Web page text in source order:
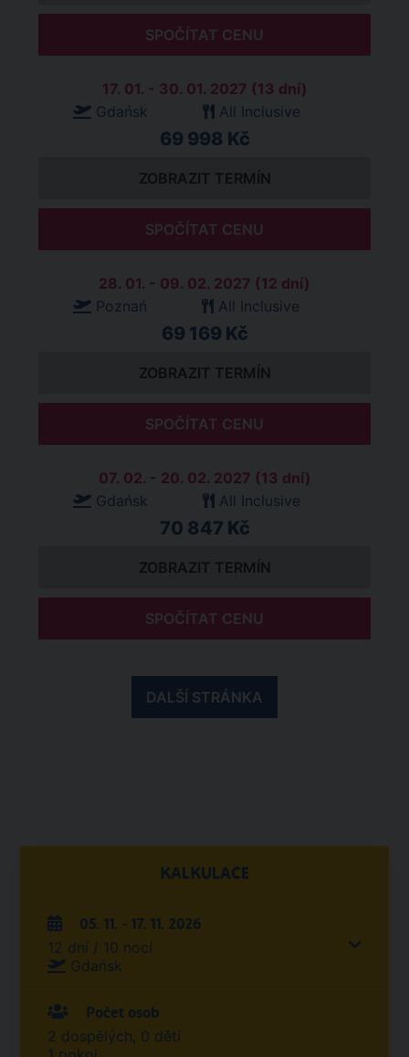
SPOČÍTAT CENU
17. 01. - 30. 01. 2027 (13 dní)
Gdańsk
All Inclusive
69 998 Kč
ZOBRAZIT TERMÍN
SPOČÍTAT CENU
28. 01. - 09. 02. 2027 (12 dní)
Poznań
All Inclusive
69 169 Kč
ZOBRAZIT TERMÍN
SPOČÍTAT CENU
07. 02. - 20. 02. 2027 (13 dní)
Gdańsk
All Inclusive
70 847 Kč
ZOBRAZIT TERMÍN
SPOČÍTAT CENU
DALŠÍ STRÁNKA
KALKULACE
05. 11. - 17. 11. 2026
12 dní / 10 nocí
Gdańsk
Počet osob
2 dospělých, 0 dětí